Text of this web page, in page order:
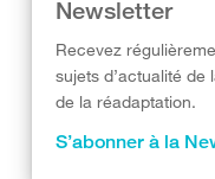
Newsletter
Recevez
sujets d’actualité de
de la réadaptation.
S’abonner à la